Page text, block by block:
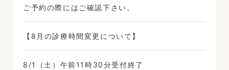
ご予約の際にはご確認下さい。
【8月の診療時間変更について】
8/1（土）午前11時30分受付終了